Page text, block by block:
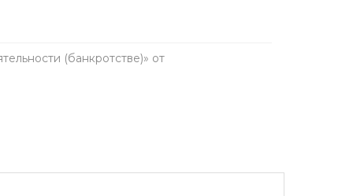
в течение пяти лет. Предварительно